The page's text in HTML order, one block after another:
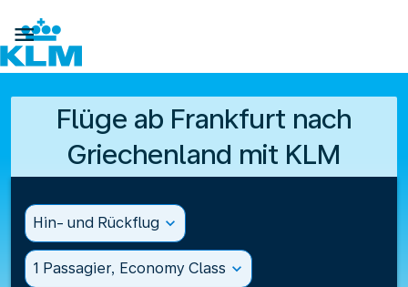

Flüge ab Frankfurt nach
Griechenland mit KLM
Hin- und Rückflug expand_more
1 Passagier, Economy Class expand_more